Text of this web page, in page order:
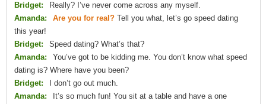
Bridget:
Really? I’ve never come across any myself.
Amanda:
Are you for real? Tell you what, let’s go speed dating
this year!
Bridget:
Speed dating? What’s that?
Amanda:
You’ve got to be kidding me. You don’t know what speed
dating is? Where have you been?
Bridget:
I don’t go out much.
Amanda:
It’s so much fun! You sit at a table and have a one